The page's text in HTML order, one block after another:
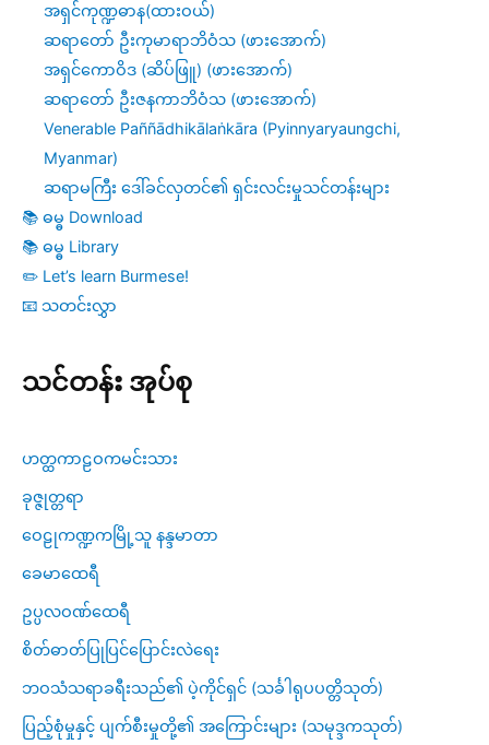
အရှင်ကုဏ္ဍဓာန(ထားဝယ်)
ဆရာတော် ဦးကုမာရာဘိဝံသ (ဖားအောက်)
အရှင်ကောဝိဒ (ဆိပ်ဖြူ) (ဖားအောက်)
ဆရာတော် ဦးဇနကာဘိဝံသ (ဖားအောက်)
Venerable Paññādhikālaṅkāra (Pyinnyaryaungchi,
Myanmar)
ဆရာမကြီး ဒေါ်ခင်လှတင်၏ ရှင်းလင်းမှုသင်တန်းများ
📚 ဓမ္ဓ Download
📚 ဓမ္ဓ Library
✏️ Let’s learn Burmese!
📧 သတင်းလွှာ
သင်တန်း အုပ်စု
ဟတ္ထကာဠဝကမင်းသား
ခုဇ္ဇုတ္တရာ
ဝေဠုကဏ္ဍကမြို့သူ နန္ဒမာတာ
ခေမာထေရီ
ဥပ္ပလဝဏ်ထေရီ
စိတ်ဓာတ်ပြုပြင်ပြောင်းလဲရေး
ဘဝသံသရာခရီးသည်၏ ပဲ့ကိုင်ရှင် (သင်္ခါရုပပတ္တိသုတ်)
ပြည့်စုံမှုနှင့် ပျက်စီးမှုတို့၏ အကြောင်းများ (သမုဒ္ဒကသုတ်)